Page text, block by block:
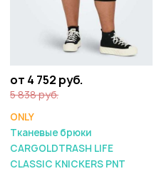
от 4 752 руб.
5 838 руб.
ONLY
Тканевые брюки
CARGOLDTRASH LIFE
CLASSIC KNICKERS PNT